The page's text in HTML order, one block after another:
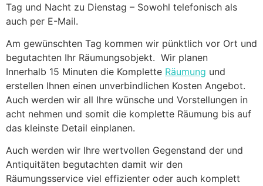
Tag und Nacht zu Dienstag – Sowohl telefonisch als
auch per E-Mail.
Am gewünschten Tag kommen wir pünktlich vor Ort und
begutachten Ihr Räumungsobjekt. Wir planen
Innerhalb 15 Minuten die Komplette Räumung und
erstellen Ihnen einen unverbindlichen Kosten Angebot.
Auch werden wir all Ihre wünsche und Vorstellungen in
acht nehmen und somit die komplette Räumung bis auf
das kleinste Detail einplanen.
Auch werden wir Ihre wertvollen Gegenstand der und
Antiquitäten begutachten damit wir den
Räumungsservice viel effizienter oder auch komplett